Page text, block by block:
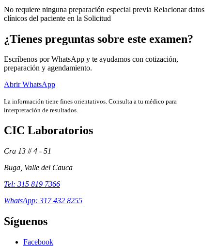
No requiere ninguna preparación especial previa Relacionar datos
clínicos del paciente en la Solicitud
¿Tienes preguntas sobre este examen?
Escríbenos por WhatsApp y te ayudamos con cotización,
preparación y agendamiento.
Abrir WhatsApp
La información tiene fines orientativos. Consulta a tu médico para
interpretación de resultados.
CIC Laboratorios
Cra 13 # 4 - 51
Buga, Valle del Cauca
Tel: 315 819 7366
WhatsApp: 317 432 8255
Síguenos
Facebook